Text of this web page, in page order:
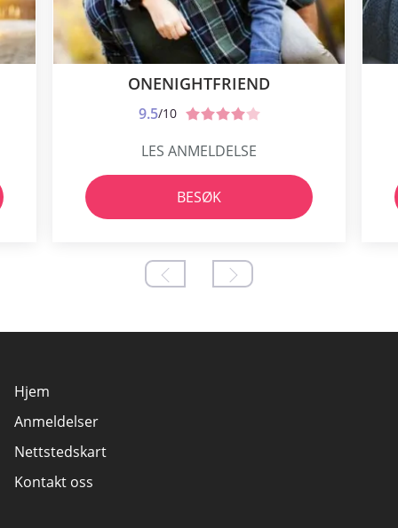
ONENIGHTFRIEND
9.5/10
LES ANMELDELSE
BESØK
Hjem
Anmeldelser
Nettstedskart
Kontakt oss